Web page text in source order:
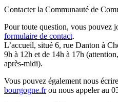
Contacter la Communauté de
Pour toute question, vous pouvez
formulaire de contact.
L’accueil, situé 6, rue Danton à
9h à 12h et de 14h à 17h
après-midi).
Vous pouvez également nous
bourgogne.frou nous appeler au